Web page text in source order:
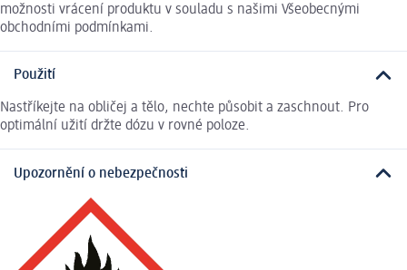
možnosti vrácení produktu v souladu s našimi Všeobecnými
obchodními podmínkami.
Použití
Nastříkejte na obličej a tělo, nechte působit a zaschnout. Pro
optimální užití držte dózu v rovné poloze.
Upozornění o nebezpečnosti